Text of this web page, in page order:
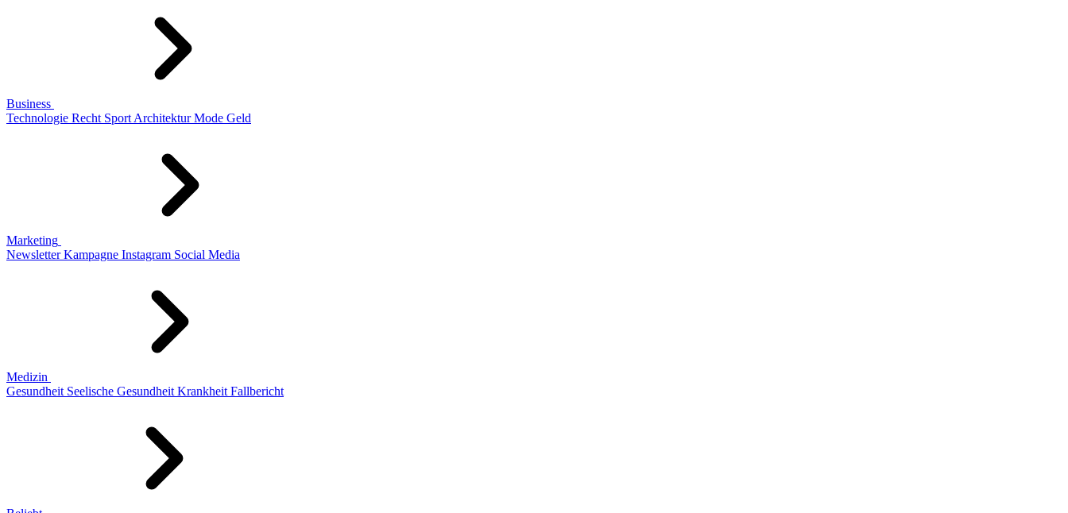
Business
Technologie Recht Sport Architektur Mode Geld
Marketing
Newsletter Kampagne Instagram Social Media
Medizin
Gesundheit Seelische Gesundheit Krankheit Fallbericht